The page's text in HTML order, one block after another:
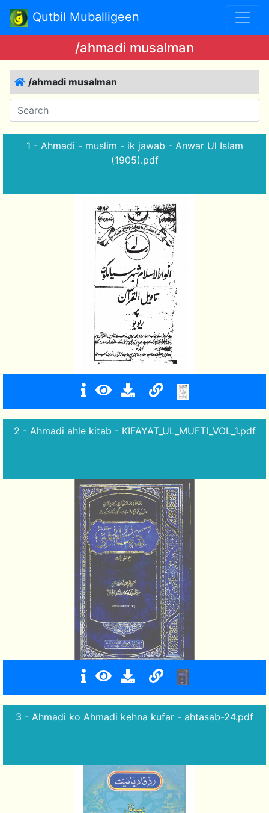
Qutbil Muballigeen
/ahmadi musalman
/ahmadi musalman
1 - Ahmadi - muslim - ik jawab - Anwar Ul Islam
(1905).pdf
2 - Ahmadi ahle kitab - KIFAYAT_UL_MUFTI_VOL_1.pdf
3 - Ahmadi ko Ahmadi kehna kufar - ahtasab-24.pdf